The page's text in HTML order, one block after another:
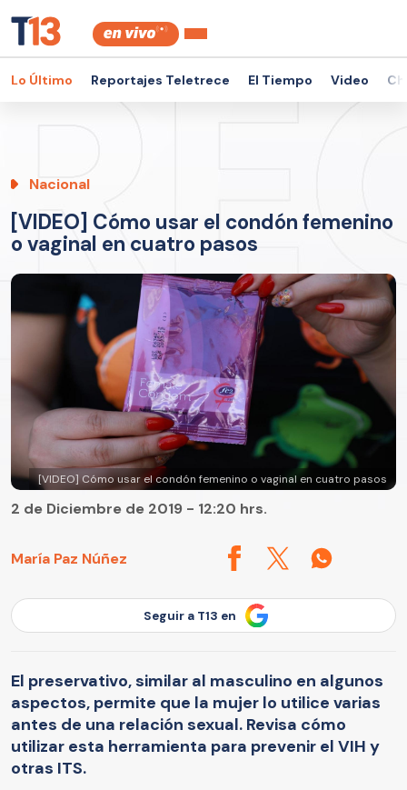
Lo Último Reportajes Teletrece El Tiempo Video
Nacional
[VIDEO] Cómo usar el condón femenino
o vaginal en cuatro pasos
[VIDEO] Cómo usar el condón femenino o vaginal en cuatro pasos
María Paz Núñez
2 de Diciembre de 2019 - 12:20 hrs.
Seguir a T13 en
El preservativo, similar al masculino en algunos
aspectos, permite que la mujer lo utilice varias
antes de una relación sexual. Revisa cómo
utilizar esta herramienta para prevenir el VIH y
otras ITS.